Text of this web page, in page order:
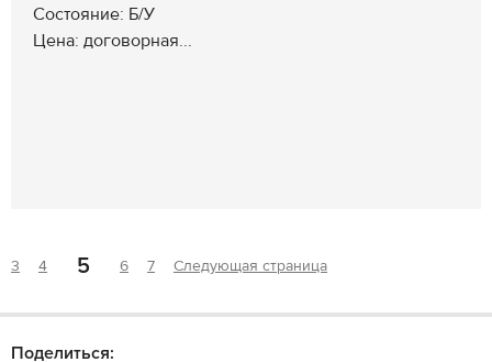
Состояние: Б/У
Цена: договорная...
3 4 5 6 7 Следующая страница
Поделиться: